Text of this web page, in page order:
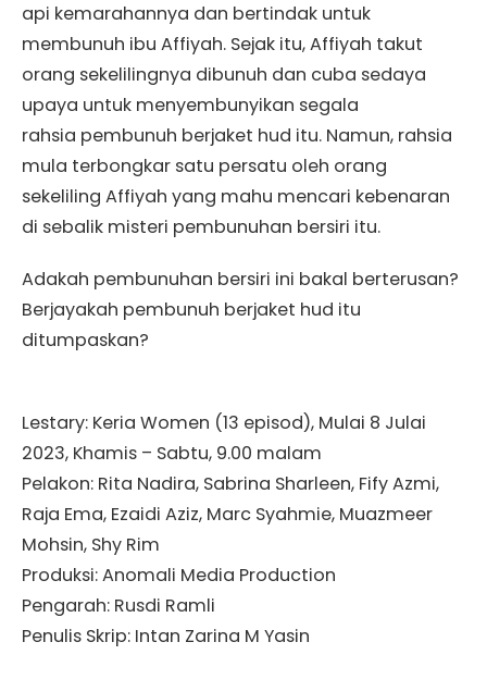
api kemarahannya dan bertindak untuk
membunuh ibu Affiyah. Sejak itu, Affiyah takut
orang sekelilingnya dibunuh dan cuba sedaya
upaya untuk menyembunyikan segala
rahsia pembunuh berjaket hud itu. Namun, rahsia
mula terbongkar satu persatu oleh orang
sekeliling Affiyah yang mahu mencari kebenaran
di sebalik misteri pembunuhan bersiri itu.
Adakah pembunuhan bersiri ini bakal berterusan?
Berjayakah pembunuh berjaket hud itu
ditumpaskan?
Lestary: Keria Women (13 episod), Mulai 8 Julai
2023, Khamis – Sabtu, 9.00 malam
Pelakon: Rita Nadira, Sabrina Sharleen, Fify Azmi,
Raja Ema, Ezaidi Aziz, Marc Syahmie, Muazmeer
Mohsin, Shy Rim
Produksi: Anomali Media Production
Pengarah: Rusdi Ramli
Penulis Skrip: Intan Zarina M Yasin